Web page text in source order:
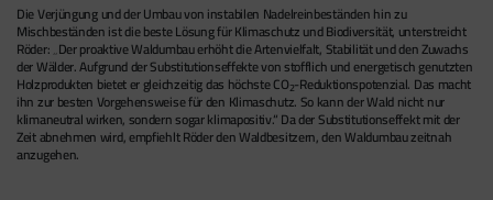
Die Verjüngung und der Umbau von instabilen Nadelreinbeständen hin zu
Mischbeständen ist die beste Lösung für Klimaschutz und Biodiversität, unterstreicht
Röder: „Der proaktive Waldumbau erhöht die Artenvielfalt, Stabilität und den Zuwachs
der Wälder. Aufgrund der Substitutionseffekte von stofflich und energetisch genutzten
Holzprodukten bietet er gleichzeitig das höchste CO2-Reduktionspotenzial. Das macht
ihn zur besten Vorgehensweise für den Klimaschutz. So kann der Wald nicht nur
klimaneutral wirken, sondern sogar klimapositiv.“ Da der Substitutionseffekt mit der
Zeit abnehmen wird, empfiehlt Röder den Waldbesitzern, den Waldumbau zeitnah
anzugehen.